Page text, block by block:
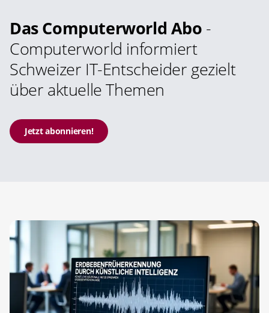
Das Computerworld Abo -
Computerworld informiert
Schweizer IT-Entscheider gezielt
über aktuelle Themen
Jetzt abonnieren!